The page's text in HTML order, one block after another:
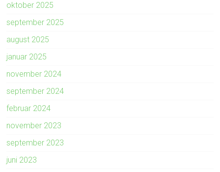
oktober 2025
september 2025
august 2025
januar 2025
november 2024
september 2024
februar 2024
november 2023
september 2023
juni 2023